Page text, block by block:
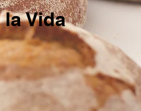
Vida